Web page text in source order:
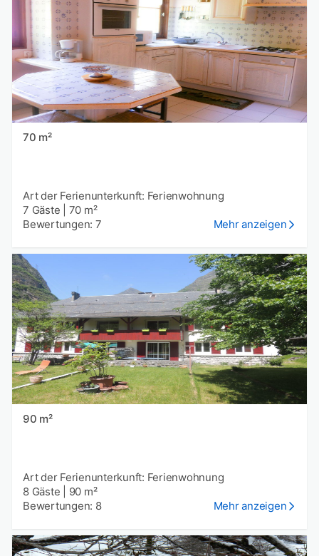
70 m²
Art der Ferienunterkunft: Ferienwohnung
7 Gäste
70 m²
Bewertungen: 7
Mehr anzeigen
90 m²
Art der Ferienunterkunft: Ferienwohnung
8 Gäste
90 m²
Bewertungen: 8
Mehr anzeigen